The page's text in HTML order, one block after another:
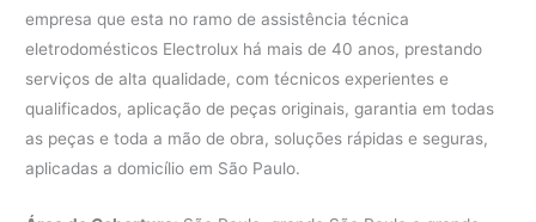
empresa que esta no ramo de assistência técnica
eletrodomésticos Electrolux há mais de 40 anos, prestando
serviços de alta qualidade, com técnicos experientes e
qualificados, aplicação de peças originais, garantia em todas
as peças e toda a mão de obra, soluções rápidas e seguras,
aplicadas a domicílio em São Paulo.